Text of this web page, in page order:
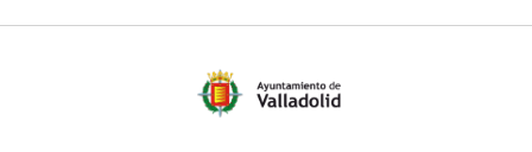
externa.externa.